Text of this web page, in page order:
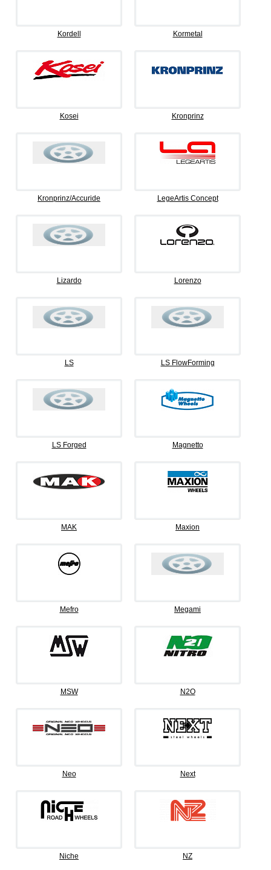
Kordell Kormetal
Kosei Kronprinz
Kronprinz/Accuride LegeArtis Concept
Lizardo Lorenzo
LS LS FlowForming
LS Forged Magnetto
MAK Maxion
Mefro Megami
MSW N2O
Neo Next
Niche NZ